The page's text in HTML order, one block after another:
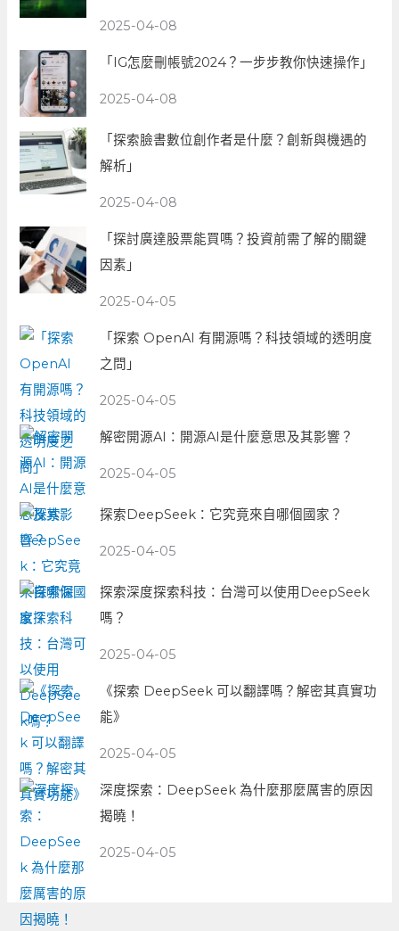
2025-04-08
「IG怎麼刪帳號2024？一步步教你快速操作」
2025-04-08
「探索臉書數位創作者是什麼？創新與機遇的
解析」
2025-04-08
「探討廣達股票能買嗎？投資前需了解的關鍵
因素」
2025-04-05
「探索 OpenAI 有開源嗎？科技領域的透明度
之問」
2025-04-05
解密開源AI：開源AI是什麼意思及其影響？
2025-04-05
探索DeepSeek：它究竟來自哪個國家？
2025-04-05
探索深度探索科技：台灣可以使用DeepSeek
嗎？
2025-04-05
《探索 DeepSeek 可以翻譯嗎？解密其真實功
能》
2025-04-05
深度探索：DeepSeek 為什麼那麼厲害的原因
揭曉！
2025-04-05